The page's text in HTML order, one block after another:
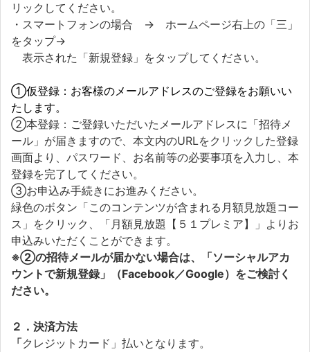
リックしてください。
・スマートフォンの場合 → ホームページ右上の「三」
をタップ→
表示された「新規登録」をタップしてください。
①仮登録：お客様のメールアドレスのご登録をお願いい
たします。
②本登録：ご登録いただいたメールアドレスに「招待メ
ール」が届きますので、本文内のURLをクリックした登録
画面より、パスワード、お名前等の必要事項を入力し、本
登録を完了してください。
③お申込み手続きにお進みください。
緑色のボタン「このコンテンツが含まれる月額見放題コー
ス」をクリック、「月額見放題【５１プレミア】」よりお
申込みいただくことができます。
※②の招待メールが届かない場合は、「ソーシャルアカ
ウントで新規登録」（Facebook／Google）をご検討く
ださい。
２．決済方法
「クレジットカード」払いとなります。